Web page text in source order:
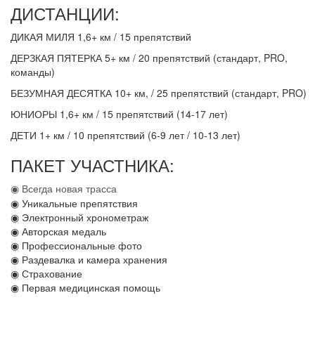
ДИСТАНЦИИ:
ДИКАЯ МИЛЯ 1,6+ км / 15 препятствий
ДЕРЗКАЯ ПЯТЕРКА 5+ км / 20 препятствий (стандарт, PRO,
команды)
БЕЗУМНАЯ ДЕСЯТКА 10+ км, / 25 препятствий (стандарт, PRO)
ЮНИОРЫ 1,6+ км / 15 препятствий (14-17 лет)
ДЕТИ 1+ км / 10 препятствий (6-9 лет / 10-13 лет)
ПАКЕТ УЧАСТНИКА:
◉ Всегда новая трасса
◉ Уникальные препятствия
◉ Электронный хронометраж
◉ Авторская медаль
◉ Профессиональные фото
◉ Раздевалка и камера хранения
◉ Страхование
◉ Первая медицинская помощь